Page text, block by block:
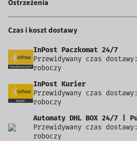
Ostrzeżenia
Czas i koszt dostawy
InPost Paczkomat 24/7
Przewidywany czas
roboczy
InPost Kurier
Przewidywany czas
roboczy
Automaty DHL BOX 24/7 |
Przewidywany czas
roboczy